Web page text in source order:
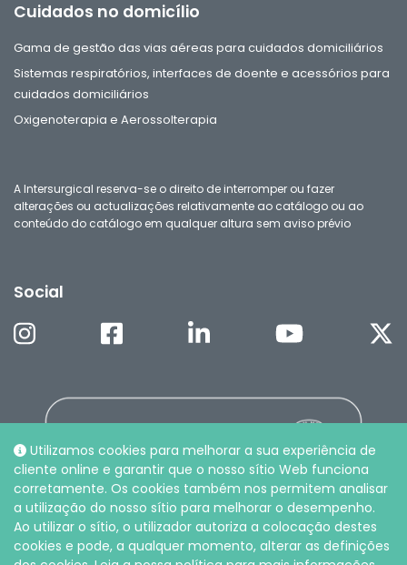
Utilizamos cookies para melhorar a sua experiência de
cliente online e garantir que o nosso sítio Web funciona
corretamente. Os cookies também nos permitem analisar
a utilização do nosso sítio para melhorar o desempenho.
Ao utilizar o sítio, o utilizador autoriza a colocação destes
cookies e pode, a qualquer momento, alterar as definições
Cuidados no domicílio
Gama de gestão das vias aéreas para cuidados domiciliários
Sistemas respiratórios, interfaces de doente e acessórios para
cuidados domiciliários
Oxigenoterapia e Aerossolterapia
A Intersurgical reserva-se o direito de interromper ou fazer
alterações ou actualizações relativamente ao catálogo ou ao
conteúdo do catálogo em qualquer altura sem aviso prévio
Social